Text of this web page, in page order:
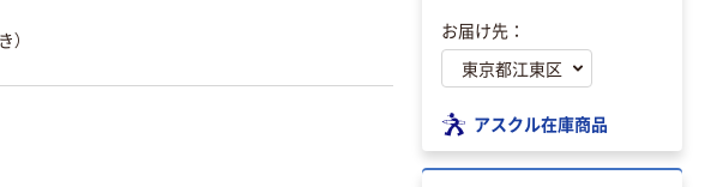
）
お届け先：
アスクル在庫商品